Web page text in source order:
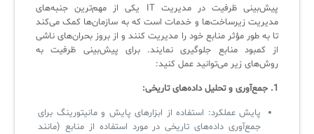
پیش‌بینی ظرفیت در مدیریت IT یکی از مهم‌ترین جنبه‌های
مدیریت زیرساخت‌ها و خدمات است که به سازمان‌ها کمک می‌کند
تا به طور مؤثر منابع خود را مدیریت کنند و از بروز بحران‌های ناشی
از کمبود منابع جلوگیری نمایند. برای پیش‌بینی ظرفیت به
روش‌های زیر می‌توانید عمل کنید:
1. جمع‌آوری و تحلیل داده‌های تاریخی:
پایش عملکرد: استفاده از ابزارهای پایش و مانیتورینگ برای
جمع‌آوری داده‌های تاریخی در مورد استفاده از منابع (مانند
✦
مدیریت خدمات سازمانی
اندپوینت سنترال [سامانه مدیریت نقاط پایانی]
✦
مدیریت خدمات منابع انسانی
مجموعه راهکارهای آیناک
✦
آموزش سیستم مدیریت خدمات فناوری اطلاعات
آموزش‌ ویدیویی مفاهیم سرویس دسک
لیست دوره‌ها
مقالات آموزشی